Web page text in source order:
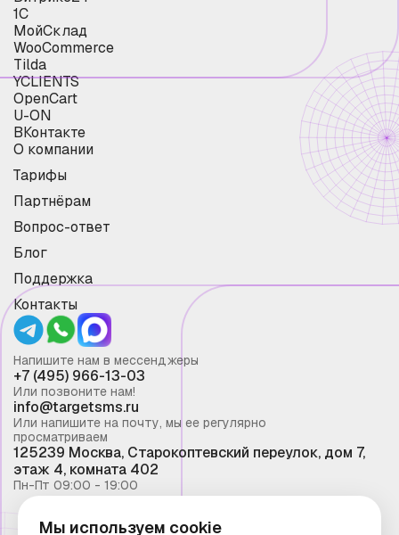
1С
МойСклад
WooCommerce
Tilda
YCLIENTS
OpenCart
U-ON
ВКонтакте
О компании
Тарифы
Партнёрам
Вопрос-ответ
Блог
Поддержка
Контакты
Напишите нам в мессенджеры
+7 (495) 966-13-03
Или позвоните нам!
info@targetsms.ru
Или напишите на почту, мы ее регулярно
просматриваем
125239 Москва, Старокоптевский переулок, дом 7,
этаж 4, комната 402
Пн-Пт 09:00 - 19:00
Мы используем cookie